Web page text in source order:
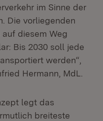
im Sinne der
Die vorliegenden
diesem Weg
Bis 2030 soll jede
werden“,
Hermann, MdL.
legt das
breiteste